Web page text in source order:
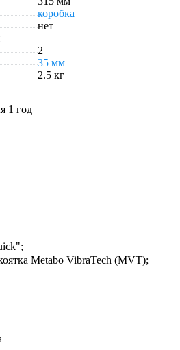
коробка
нет
2
35 мм
2.5 кг
1 год
Metabo VibraTech (MVT);